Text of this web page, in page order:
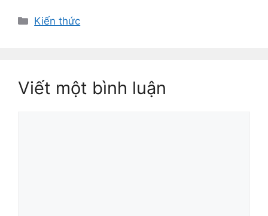
Danh
Kiến thức
Viết một bình luận